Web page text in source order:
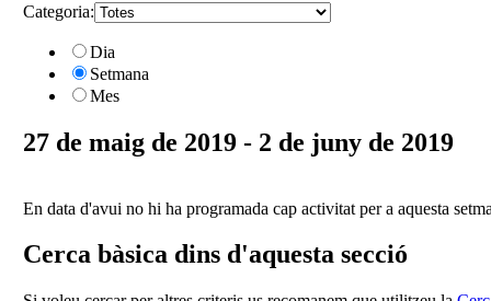
Categoria:
Dia
Setmana
Mes
27 de maig de 2019 - 2 de juny de 2019
En data d'avui no hi ha programada cap activitat per a aquesta
Cerca bàsica dins d'aquesta secció